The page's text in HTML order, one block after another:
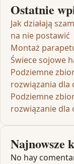
Ostatnie
Jak działają
na nie postawić
Montaż
Świece sojowe
Podziemne
rozwiązania dla
Podziemne
rozwiązanie dla
Najnowsze
No hay